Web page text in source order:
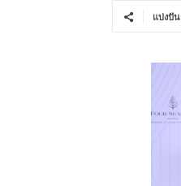
แบ่งปัน